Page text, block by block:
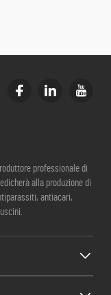
professionale di
alla produzione di
antiacari,